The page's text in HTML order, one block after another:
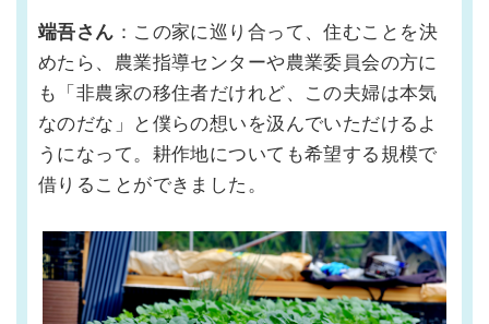
端吾さん ：この家に巡り合って、住むことを決
めたら、農業指導センターや農業委員会の方に
も「非農家の移住者だけれど、この夫婦は本気
なのだな」と僕らの想いを汲んでいただけるよ
うになって。耕作地についても希望する規模で
借りることができました。